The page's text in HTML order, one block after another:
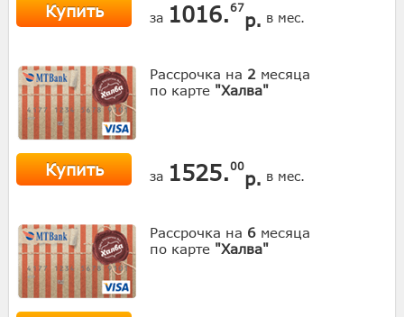
Купить за 1016.67
р. в мес.
Рассрочка на 2 месяца
по карте "Халва"
Купить за 1525.00
р. в мес.
Рассрочка на 6 месяца
по карте "Халва"